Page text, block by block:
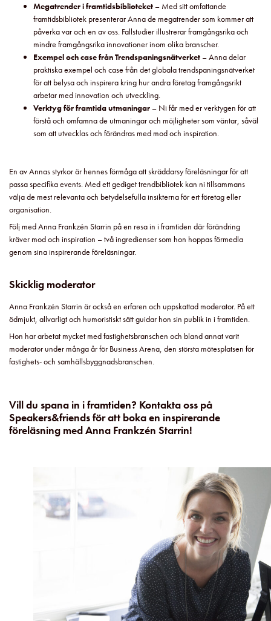
Megatrender i framtidsbiblioteket – Med sitt omfattande
framtidsbibliotek presenterar Anna de megatrender som kommer att
påverka var och en av oss. Fallstudier illustrerar framgångsrika och
mindre framgångsrika innovationer inom olika branscher.
Exempel och case från Trendspaningsnätverket – Anna delar
praktiska exempel och case från det globala trendspaningsnätverket
för att belysa och inspirera kring hur andra företag framgångsrikt
arbetar med innovation och utveckling.
Verktyg för framtida utmaningar – Ni får med er verktygen för att
förstå och omfamna de utmaningar och möjligheter som väntar, såväl
som att utvecklas och förändras med mod och inspiration.
En av Annas styrkor är hennes förmåga att skräddarsy föreläsningar för att
passa specifika events. Med ett gediget trendbibliotek kan ni tillsammans
välja de mest relevanta och betydelsefulla insikterna för ert företag eller
organisation.
Följ med Anna Frankzén Starrin på en resa in i framtiden där förändring
kräver mod och inspiration – två ingredienser som hon hoppas förmedla
genom sina inspirerande föreläsningar.
Skicklig moderator
Anna Frankzén Starrin är också en erfaren och uppskattad moderator. På ett
ödmjukt, allvarligt och humoristiskt sätt guidar hon sin publik in i framtiden.
Hon har arbetat mycket med fastighetsbranschen och bland annat varit
moderator under många år för Business Arena, den största mötesplatsen för
fastighets- och samhällsbyggnadsbranschen.
Vill du spana in i framtiden? Kontakta oss på
Speakers&friends för att boka en inspirerande
föreläsning med Anna Frankzén Starrin!